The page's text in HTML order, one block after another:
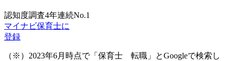
認知度調査4年連続No.1
マイナビ保育士に
登録
（※）2023年6月時点で「保育士 転職」とGoogleで検索し